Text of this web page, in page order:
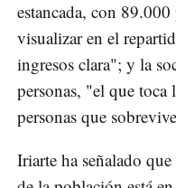
estancada, con
visualizar en el
ingresos clara"; y la
personas, "el que
personas que
Iriarte ha señalado